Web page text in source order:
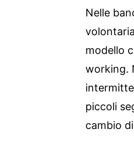
Nelle
modello
working.
piccoli
cambio